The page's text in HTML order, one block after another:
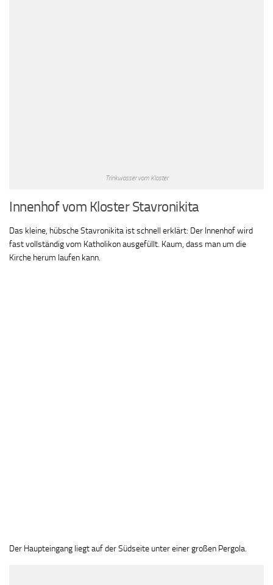
Trinkwasser vom Kloster
Innenhof vom Kloster Stavronikita
Das kleine, hübsche Stavronikita ist schnell erklärt: Der Innenhof wird
fast vollständig vom Katholikon ausgefüllt. Kaum, dass man um die
Kirche herum laufen kann.
Der Haupteingang liegt auf der Südseite unter einer großen Pergola.